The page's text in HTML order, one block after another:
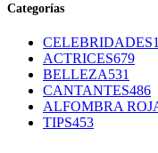
Categorías
CELEBRIDADES
ACTRICES679
BELLEZA531
CANTANTES486
ALFOMBRA
TIPS453